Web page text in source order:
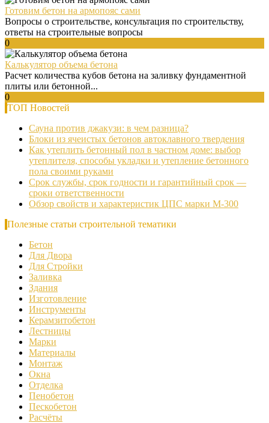
Готовим бетон на армопояс сами
Вопросы о строительстве, консультация по строительству,
ответы на строительные вопросы
0
Калькулятор объема бетона
Расчет количества кубов бетона на заливку фундаментной
плиты или бетонной...
0
ТОП Новостей
Сауна против джакузи: в чем разница?
Блоки из ячеистых бетонов автоклавного твердения
Как утеплить бетонный пол в частном доме: выбор
утеплителя, способы укладки и утепление бетонного
пола своими руками
Срок службы, срок годности и гарантийный срок —
сроки ответственности
Обзор свойств и характеристик ЦПС марки М-300
Полезные статьи строительной тематики
Бетон
Для Двора
Для Стройки
Заливка
Здания
Изготовление
Инструменты
Керамзитобетон
Лестницы
Марки
Материалы
Монтаж
Окна
Отделка
Пенобетон
Пескобетон
Расчёты